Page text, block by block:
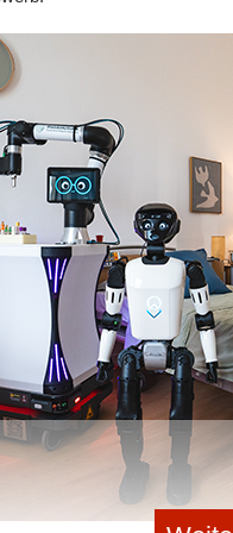
Gasunternehmen ist in
die EU die EU-Methan-
im Energiesektor
Erfassung,
zu der auch die
gehören. Dies folgt den in
Agency (EPA) und
(OGMP). Nun müssen
Richtlinien halten und
Dafür reichen die
Lösung von atmio hilft
einzuhalten
und repariert. Dies ist
und behoben werden
auf die Beseitigung
die große
obwohl sie